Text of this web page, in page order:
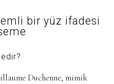
bir yüz ifadesi
Duchenne, mimik